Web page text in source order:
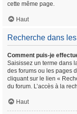
cette même page.
Haut
Recherche dans
Comment puis-je
Saisissez un terme dans
des forums ou les pages
cliquant sur le lien «
du forum. L’accès à la
Haut